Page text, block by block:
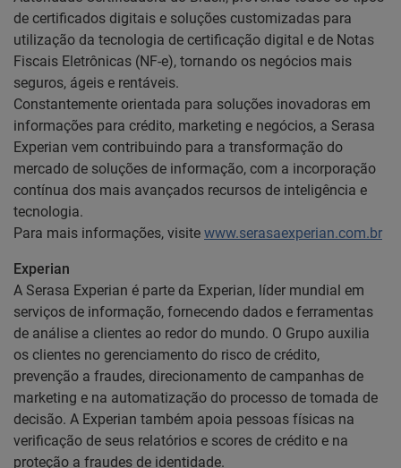
de certificados digitais e soluções customizadas para
utilização da tecnologia de certificação digital e de Notas
Fiscais Eletrônicas (NF-e), tornando os negócios mais
seguros, ágeis e rentáveis.
Constantemente orientada para soluções inovadoras em
informações para crédito, marketing e negócios, a Serasa
Experian vem contribuindo para a transformação do
mercado de soluções de informação, com a incorporação
contínua dos mais avançados recursos de inteligência e
tecnologia.
Para mais informações, visite www.serasaexperian.com.br
Experian
A Serasa Experian é parte da Experian, líder mundial em
serviços de informação, fornecendo dados e ferramentas
de análise a clientes ao redor do mundo. O Grupo auxilia
os clientes no gerenciamento do risco de crédito,
prevenção a fraudes, direcionamento de campanhas de
marketing e na automatização do processo de tomada de
decisão. A Experian também apoia pessoas físicas na
verificação de seus relatórios e scores de crédito e na
proteção a fraudes de identidade.